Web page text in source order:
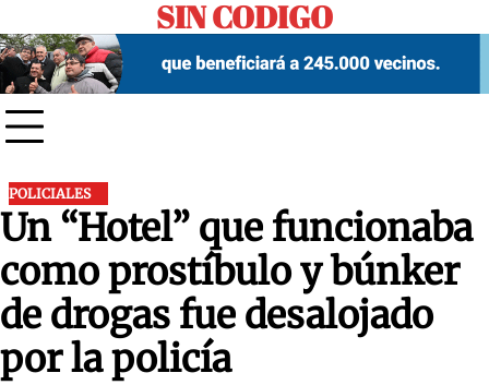
to
content
SIN CODIGO
POLICIALES
Un “Hotel” que funcionaba
como prostíbulo y búnker
de drogas fue desalojado
por la policía